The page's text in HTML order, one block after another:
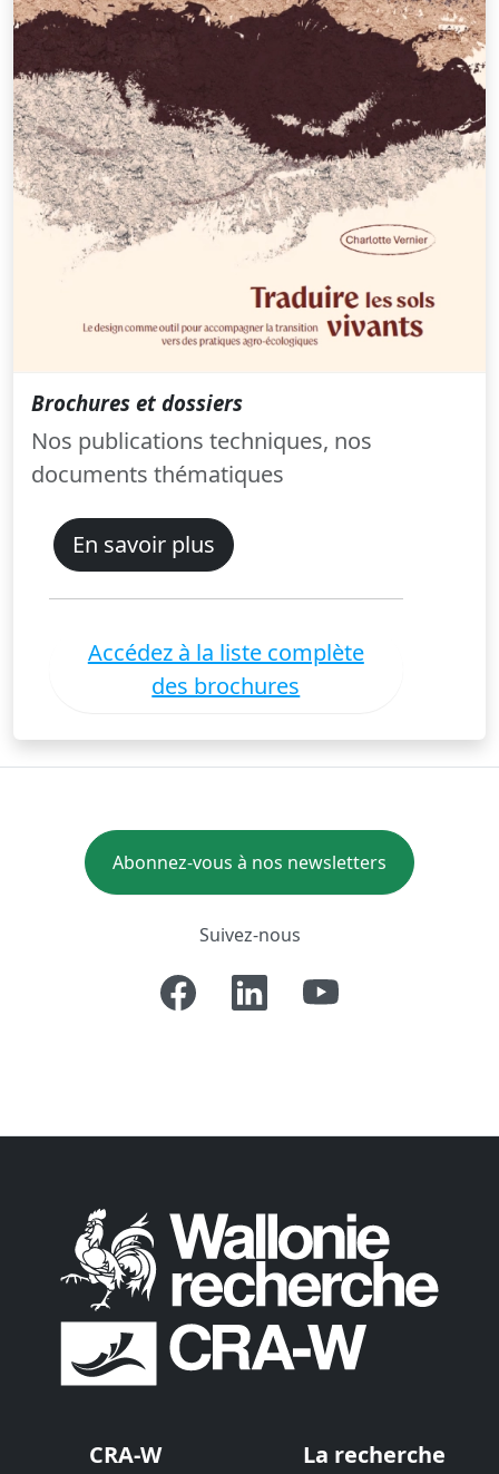
Brochures et dossiers
Nos publications techniques, nos
documents thématiques
En savoir plus
Accédez à la liste complète
des brochures
Abonnez-vous à nos newsletters
Suivez-nous
CRA-W La recherche